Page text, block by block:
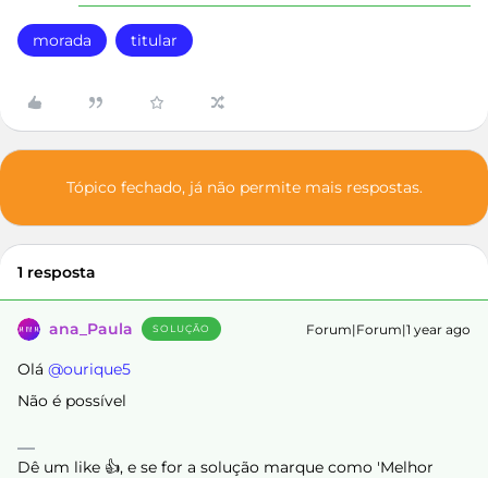
morada titular
Tópico fechado, já não permite mais respostas.
1 resposta
ana_Paula SOLUÇÃO Forum|Forum|1 year ago
Olá ​ @ourique5
Não é possível
Dê um like 👍, e se for a solução marque como 'Melhor